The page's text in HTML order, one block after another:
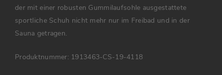
der mit einer robusten Gummilaufsohle ausgestattete
sportliche Schuh nicht mehr nur im Freibad und in der
Sauna getragen.
Produktnummer: 1913463-CS-19-4118